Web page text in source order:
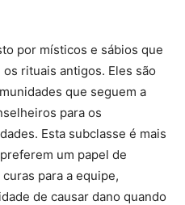
por místicos e sábios que
rituais antigos. Eles são
que seguem a
para os
Esta subclasse é mais
um papel de
para a equipe,
de causar dano quando